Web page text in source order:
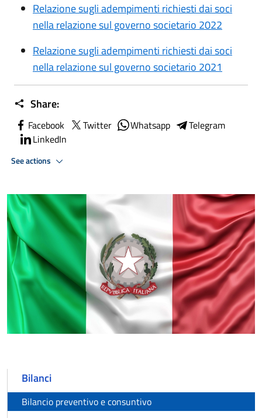
Relazione sugli adempimenti richiesti dai soci
nella relazione sul governo societario 2022
Relazione sugli adempimenti richiesti dai soci
nella relazione sul governo societario 2021
Share:
Facebook Twitter Whatsapp
Telegram
LinkedIn
See actions
Bilanci
Bilancio preventivo e consuntivo